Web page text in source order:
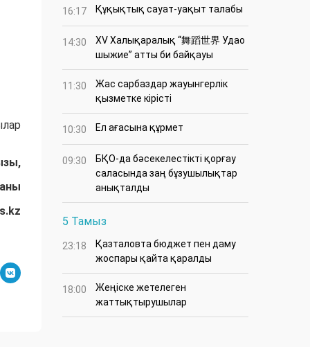
16:17 Құқықтық сауат-уақыт талабы
14:30
XV Халықаралық “舞蹈世界 Удао
шыжие” атты би байқауы
11:30
Жас сарбаздар жауынгерлік
қызметке кірісті
10:30 Ел ағасына құрмет
09:30
БҚО-да бәсекелестікті қорғау
саласында заң бұзушылықтар
анықталды
5 Тамыз
23:18
Қазталовта бюджет пен даму
жоспары қайта қаралды
18:00
Жеңіске жетелеген
жаттықтырушылар